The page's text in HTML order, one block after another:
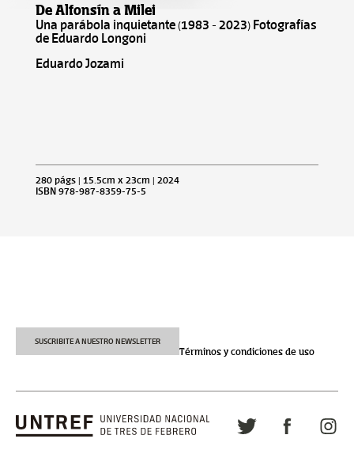
De Alfonsín a Milei
Una parábola inquietante (1983 - 2023) Fotografías
de Eduardo Longoni
Eduardo Jozami
280 págs | 15.5cm x 23cm | 2024
ISBN 978-987-8359-75-5
SUSCRIBITE A NUESTRO NEWSLETTER
Términos y condiciones de uso